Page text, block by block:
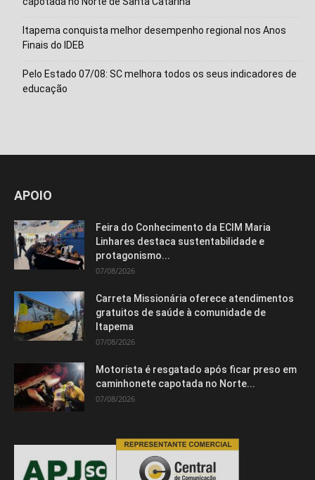
Itapema conquista melhor desempenho regional nos Anos
Finais do IDEB
Pelo Estado 07/08: SC melhora todos os seus indicadores de
educação
APOIO
Feira do Conhecimento da ECIM Maria
Linhares destaca sustentabilidade e
protagonismo...
07/08/2026
Carreta Missionária oferece atendimentos
gratuitos de saúde à comunidade de
Itapema
07/08/2026
Motorista é resgatado após ficar preso em
caminhonete capotada no Norte...
07/08/2026